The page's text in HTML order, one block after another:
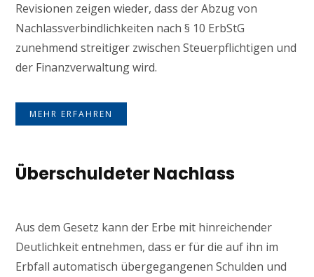
Revisionen zeigen wieder, dass der Abzug von
Nachlassverbindlichkeiten nach § 10 ErbStG
zunehmend streitiger zwischen Steuerpflichtigen und
der Finanzverwaltung wird.
MEHR ERFAHREN
Überschuldeter Nachlass
Aus dem Gesetz kann der Erbe mit hinreichender
Deutlichkeit entnehmen, dass er für die auf ihn im
Erbfall automatisch übergegangenen Schulden und